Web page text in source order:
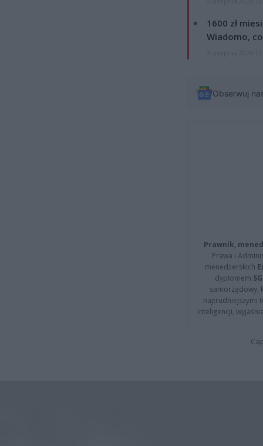
1600 zł
Wiadomo,
Obserwuj
Prawnik,
Prawa i
menedżerskich
dyplomem
samorządowy,
najtrudniejszymi
inteligencji,